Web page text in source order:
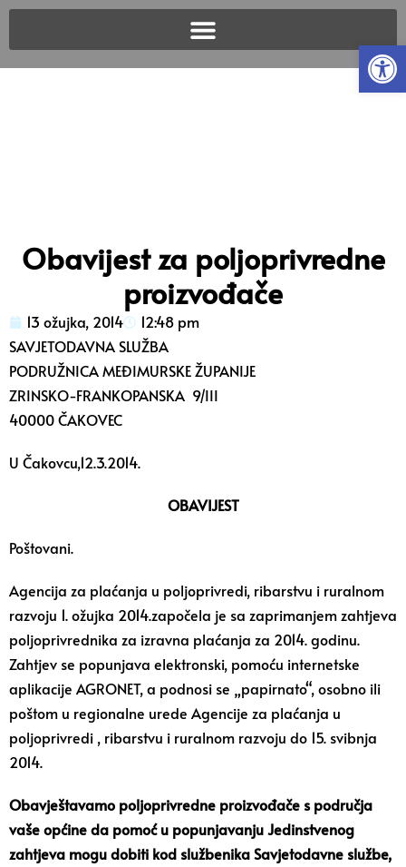
Obavijest za poljoprivredne
proizvođače
13 ožujka, 2014
12:48 pm
SAVJETODAVNA SLUŽBA
PODRUŽNICA MEĐIMURSKE ŽUPANIJE
ZRINSKO-FRANKOPANSKA 9/III
40000 ČAKOVEC
U Čakovcu,12.3.2014.
OBAVIJEST
Poštovani.
Agencija za plaćanja u poljoprivredi, ribarstvu i ruralnom
razvoju 1. ožujka 2014.započela je sa zaprimanjem zahtjeva
poljoprivrednika za izravna plaćanja za 2014. godinu.
Zahtjev se popunjava elektronski, pomoću internetske
aplikacije AGRONET, a podnosi se „papirnato“, osobno ili
poštom u regionalne urede Agencije za plaćanja u
poljoprivredi , ribarstvu i ruralnom razvoju do 15. svibnja
2014.
Obavještavamo poljoprivredne proizvođače s područja
vaše općine da pomoć u popunjavanju Jedinstvenog
zahtjeva mogu dobiti kod službenika Savjetodavne službe,